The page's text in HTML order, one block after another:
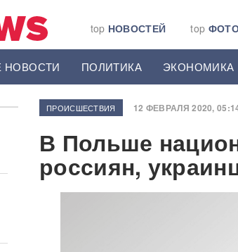
top НОВОСТЕЙ top
НОВОСТИ ПОЛИТИКА ЭКОНОМИКА
ПРОИСШЕСТВИЯ 12 ФЕВРАЛЯ 2020,
В Польше
россиян,